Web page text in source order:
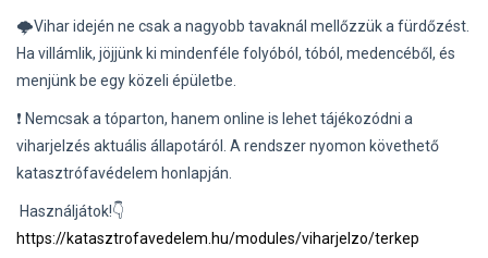
🌩Vihar idején ne csak a nagyobb tavaknál mellőzzük a fürdőzést.
Ha villámlik, jöjjünk ki mindenféle folyóból, tóból, medencéből, és
menjünk be egy közeli épületbe.
❗ Nemcsak a tóparton, hanem online is lehet tájékozódni a
viharjelzés aktuális állapotáról. A rendszer nyomon követhető
katasztrófavédelem honlapján.
Használjátok!👇
https://katasztrofavedelem.hu/modules/viharjelzo/terkep